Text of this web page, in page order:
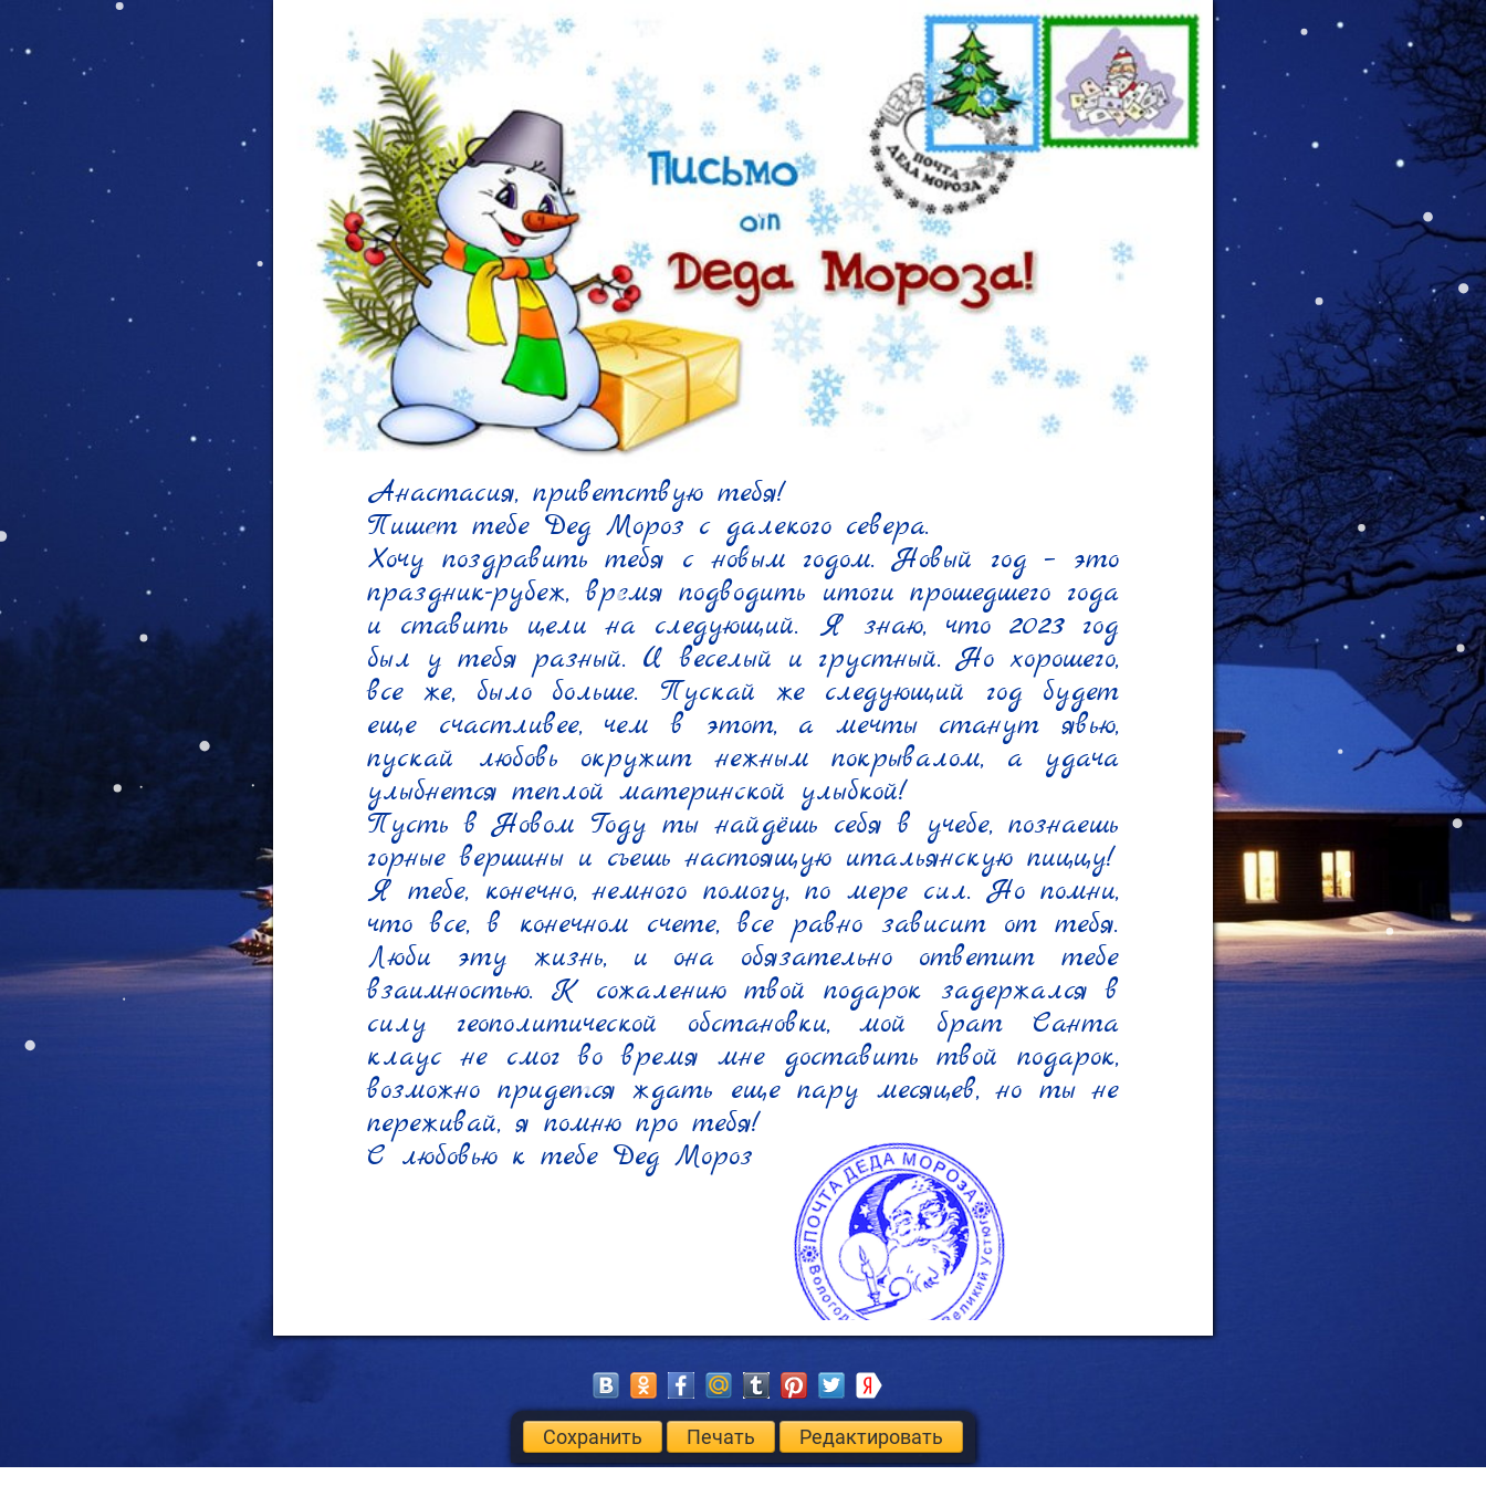
Анастасия, приветствую тебя!
Пишет тебе Дед Мороз с далекого севера.
Хочу поздравить тебя с новым годом. Новый год – это
праздник-рубеж, время подводить итоги прошедшего года
и ставить цели на следующий. Я знаю, что 2023 год
был у тебя разный. И веселый и грустный. Но хорошего,
все же, было больше. Пускай же следующий год будет
еще счастливее, чем в этот, а мечты станут явью,
пускай любовь окружит нежным покрывалом, а удача
улыбнется теплой материнской улыбкой!
Пусть в Новом Году ты найдёшь себя в учебе, познаешь
горные вершины и съешь настоящую итальянскую пиццу!
Я тебе, конечно, немного помогу, по мере сил. Но помни,
что все, в конечном счете, все равно зависит от тебя.
Люби эту жизнь, и она обязательно ответит тебе
взаимностью. К сожалению твой подарок задержался в
силу геополитической обстановки, мой брат Санта
клаус не смог во время мне доставить твой подарок,
возможно придется ждать еще пару месяцев, но ты не
переживай, я помню про тебя!
С любовью к тебе Дед Мороз
Сохранить Печать Редактировать